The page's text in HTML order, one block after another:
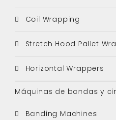
Coil Wrapping
Stretch Hood Pallet
Horizontal Wrappers
Máquinas de bandas y
Banding Machines